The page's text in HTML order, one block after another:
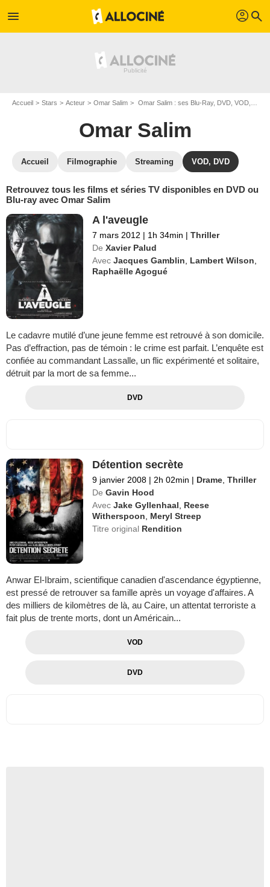
menu profil search
Accueil Stars Acteur Omar Salim Omar Salim : ses Blu-Ray, DVD, VOD, SVOD
Omar Salim
Accueil Filmographie Streaming VOD, DVD
Retrouvez tous les films et séries TV disponibles en DVD ou
Blu-ray avec Omar Salim
A l'aveugle
7 mars 2012 | 1h 34min | Thriller
De Xavier Palud
Avec Jacques Gamblin Lambert Wilson
Raphaëlle Agogué
Le cadavre mutilé d’une jeune femme est retrouvé à son domicile.
Pas d’effraction, pas de témoin : le crime est parfait. L’enquête est
confiée au commandant Lassalle, un flic expérimenté et solitaire,
détruit par la mort de sa femme...
DVD
Détention secrète
9 janvier 2008 | 2h 02min | Drame ,Thriller
De Gavin Hood
Avec Jake Gyllenhaal
Reese
Witherspoon
Meryl Streep
Titre original Rendition
Anwar El-Ibraim, scientifique canadien d'ascendance égyptienne,
est pressé de retrouver sa famille après un voyage d'affaires. A
des milliers de kilomètres de là, au Caire, un attentat terroriste a
fait plus de trente morts, dont un Américain...
VOD
DVD